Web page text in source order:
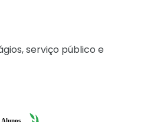
serviço público e